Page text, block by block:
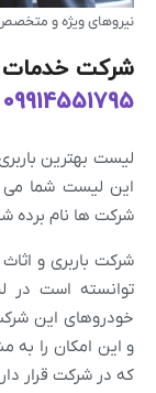
نیروهای ویژه و
شرکت خدمات
09914551795
لیست بهترین
این لیست شما می
شرکت ها نام برده
شرکت باربری و
توانسته است در
خودروهای این
و این امکان را
که در شرکت قرار